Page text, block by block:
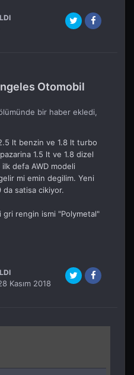
Otomobil
bir haber ekledi,
lt benzin ve 1.8 lt turbo
1.5 lt ve 1.8 dizel
defa AWD modeli
mi emin degilim. Yeni
da satisa cikiyor.
gri rengin ismi "Polymetal"
Kasım 2018